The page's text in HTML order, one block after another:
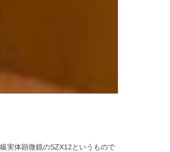
実体顕微鏡のSZX12というもので